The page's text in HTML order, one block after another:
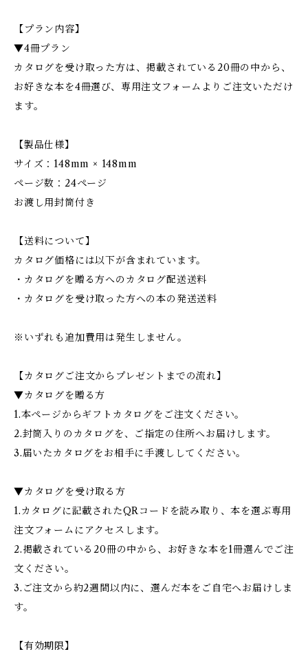
【プラン内容】
▼4冊プラン
カタログを受け取った方は、掲載されている20冊の中から、
お好きな本を4冊選び、専用注文フォームよりご注文いただけ
ます。
【製品仕様】
サイズ：148mm × 148mm
ページ数：24ページ
お渡し用封筒付き
【送料について】
カタログ価格には以下が含まれています。
・カタログを贈る方へのカタログ配送送料
・カタログを受け取った方への本の発送送料
※いずれも追加費用は発生しません。
【カタログご注文からプレゼントまでの流れ】
▼カタログを贈る方
1.本ページからギフトカタログをご注文ください。
2.封筒入りのカタログを、ご指定の住所へお届けします。
3.届いたカタログをお相手に手渡ししてください。
▼カタログを受け取る方
1.カタログに記載されたQRコードを読み取り、本を選ぶ専用
注文フォームにアクセスします。
2.掲載されている20冊の中から、お好きな本を1冊選んでご注
文ください。
3.ご注文から約2週間以内に、選んだ本をご自宅へお届けしま
す。
【有効期限】